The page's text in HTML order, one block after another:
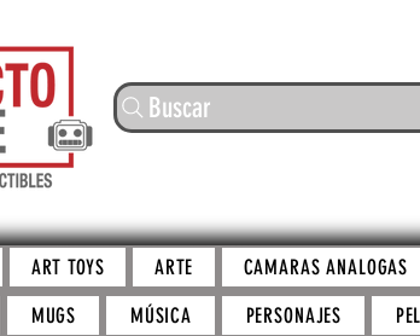
Buscar
ART TOYS ARTE CAMARAS ANALOGAS
MUGS MÚSICA PERSONAJES